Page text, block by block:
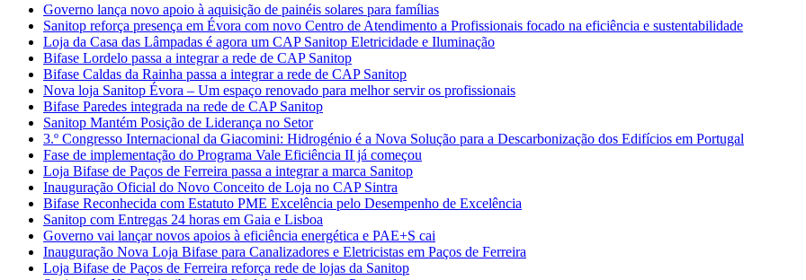
Governo lança novo apoio à aquisição de painéis solares para famílias
Sanitop reforça presença em Évora com novo Centro de Atendimento a Profissionais focado na eficiência e sustentabilidade
Loja da Casa das Lâmpadas é agora um CAP Sanitop Eletricidade e Iluminação
Bifase Lordelo passa a integrar a rede de CAP Sanitop
Bifase Caldas da Rainha passa a integrar a rede de CAP Sanitop
Nova loja Sanitop Évora – Um espaço renovado para melhor servir os profissionais
Bifase Paredes integrada na rede de CAP Sanitop
Sanitop Mantém Posição de Liderança no Setor
3.º Congresso Internacional da Giacomini: Hidrogénio é a Nova Solução para a Descarbonização dos Edifícios em Portugal
Fase de implementação do Programa Vale Eficiência II já começou
Loja Bifase de Paços de Ferreira passa a integrar a marca Sanitop
Inauguração Oficial do Novo Conceito de Loja no CAP Sintra
Bifase Reconhecida com Estatuto PME Excelência pelo Desempenho de Excelência
Sanitop com Entregas 24 horas em Gaia e Lisboa
Governo vai lançar novos apoios à eficiência energética e PAE+S cai
Inauguração Nova Loja Bifase para Canalizadores e Eletricistas em Paços de Ferreira
Loja Bifase de Paços de Ferreira reforça rede de lojas da Sanitop